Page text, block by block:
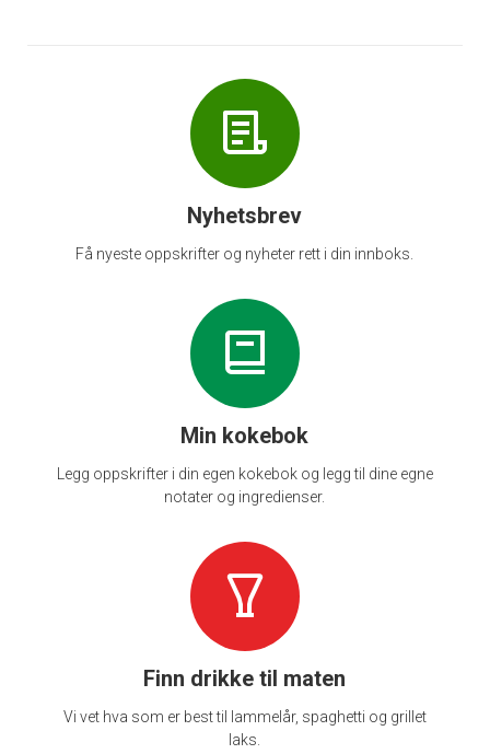
Nyhetsbrev
Få nyeste oppskrifter og nyheter rett i din innboks.
Min kokebok
Legg oppskrifter i din egen kokebok og legg til dine egne
notater og ingredienser.
Finn drikke til maten
Vi vet hva som er best til lammelår, spaghetti og grillet
laks.